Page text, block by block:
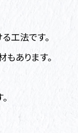
工法です。
あります。